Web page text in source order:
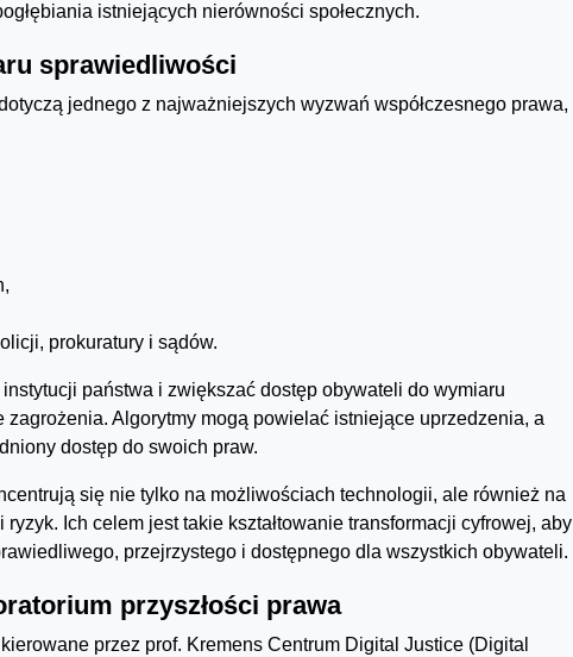
istniejących nierówności społecznych.
sprawiedliwości
jednego z najważniejszych wyzwań współczesnego prawa,
prokuratury i sądów.
państwa i zwiększać dostęp obywateli do wymiaru
Algorytmy mogą powielać istniejące uprzedzenia, a
dostęp do swoich praw.
się nie tylko na możliwościach technologii, ale również na
Ich celem jest takie kształtowanie transformacji cyfrowej, aby
przejrzystego i dostępnego dla wszystkich obywateli.
przyszłości prawa
przez prof. Kremens Centrum Digital Justice (Digital